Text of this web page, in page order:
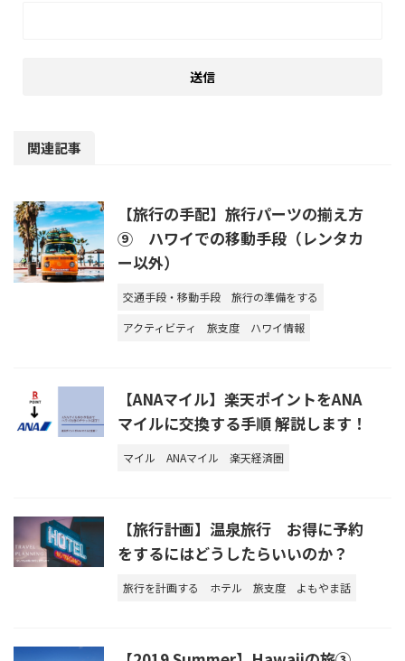
関連記事
【旅行の手配】旅行パーツの揃え方
⑨ ハワイでの移動手段（レンタカ
ー以外）
交通手段・移動手段
旅行の準備をする
アクティビティ
旅支度 ハワイ情報
【ANAマイル】楽天ポイントをANA
マイルに交換する手順 解説します！
マイル ANAマイル 楽天経済圏
【旅行計画】温泉旅行 お得に予約
をするにはどうしたらいいのか？
旅行を計画する ホテル 旅支度 よもやま話